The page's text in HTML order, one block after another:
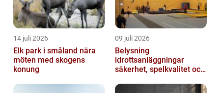
14 juli 2026
Elk park i småland nära
möten med skogens
konung
09 juli 2026
Belysning
idrottsanläggningar
säkerhet, spelkvalitet och